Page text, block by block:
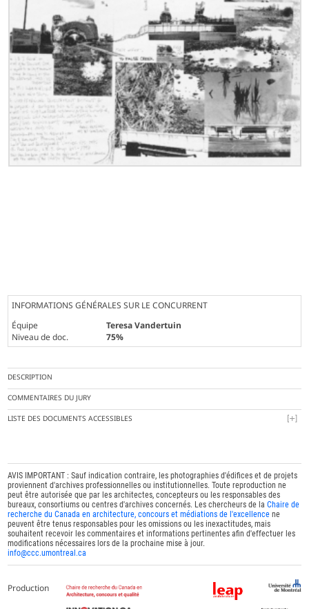
INFORMATIONS GÉNÉRALES SUR LE CONCURRENT
Équipe
Teresa Vandertuin
Niveau de doc.
75%
DESCRIPTION
COMMENTAIRES DU JURY
LISTE DES DOCUMENTS ACCESSIBLES
AVIS IMPORTANT : Sauf indication contraire, les photographies d'édifices et de projets
proviennent d'archives professionnelles ou institutionnelles. Toute reproduction ne
peut être autorisée que par les architectes, concepteurs ou les responsables des
bureaux, consortiums ou centres d'archives concernés. Les chercheurs de laChaire de
recherche du Canada en architecture, concours et médiations de l'excellence ne
peuvent être tenus responsables pour les omissions ou les inexactitudes, mais
souhaitent recevoir les commentaires et informations pertinentes afin d'effectuer les
modifications nécessaires lors de la prochaine mise à jour.
info@ccc.umontreal.ca
Production